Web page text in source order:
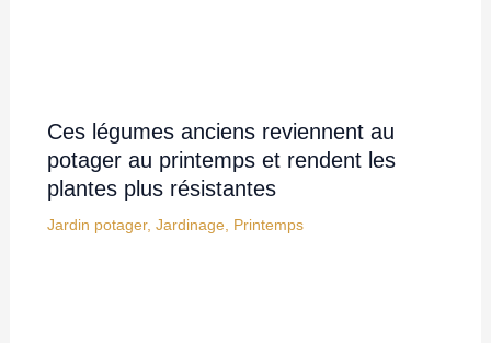
Ces légumes anciens reviennent au
potager au printemps et rendent les
plantes plus résistantes
Jardin potager, Jardinage Printemps